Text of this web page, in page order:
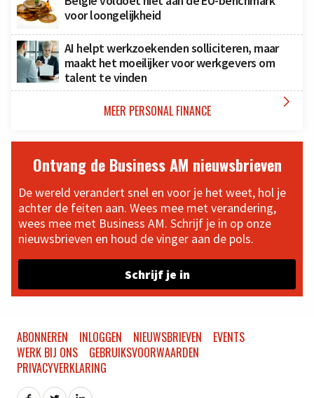
voor loongelijkheid
AI helpt werkzoekenden solliciteren, maar
maakt het moeilijker voor werkgevers om
talent te vinden
MEER PERSONAL FINANCE 
Ontvang de Business AM nieuwsbrieven
De wereld verandert snel en voor je het weet, hol je
achter de feiten aan. Wees mee met verandering,
wees mee met Business AM. Schrijf je in op onze
nieuwsbrieven en houd de vinger aan de pols.
Schrijf je in
ABONNEREN INLOGGEN NIEUWSBRIEVEN
EVENTS
WERK BIJ ONS
GEBRUIKSVOORWAARDEN
PRIVACYVERKLARING